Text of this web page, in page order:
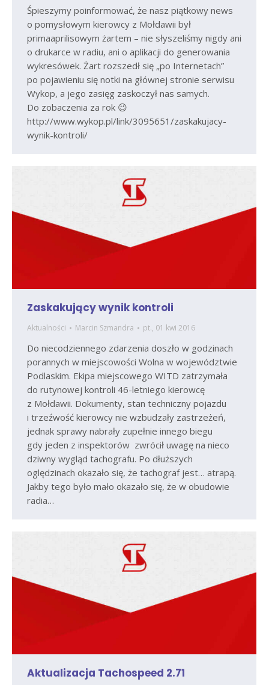
Śpieszymy poinformować, że nasz piątkowy news
o pomysłowym kierowcy z Mołdawii był
primaaprilisowym żartem – nie słyszeliśmy nigdy ani
o drukarce w radiu, ani o aplikacji do generowania
wykresówek. Żart rozszedł się „po Internetach”
po pojawieniu się notki na głównej stronie serwisu
Wykop, a jego zasięg zaskoczył nas samych.
Do zobaczenia za rok 😉
http://www.wykop.pl/link/3095651/zaskakujacy-
wynik-kontroli/
Zaskakujący wynik kontroli
Aktualności Marcin Szmandra pt., 01 kwi 2016
Do niecodziennego zdarzenia doszło w godzinach
porannych w miejscowości Wolna w województwie
Podlaskim. Ekipa miejscowego WITD zatrzymała
do rutynowej kontroli 46-letniego kierowcę
z Mołdawii. Dokumenty, stan techniczny pojazdu
i trzeźwość kierowcy nie wzbudzały zastrzeżeń,
jednak sprawy nabrały zupełnie innego biegu
gdy jeden z inspektorów zwrócił uwagę na nieco
dziwny wygląd tachografu. Po dłuższych
oględzinach okazało się, że tachograf jest… atrapą.
Jakby tego było mało okazało się, że w obudowie
radia…
Aktualizacja Tachospeed 2.71